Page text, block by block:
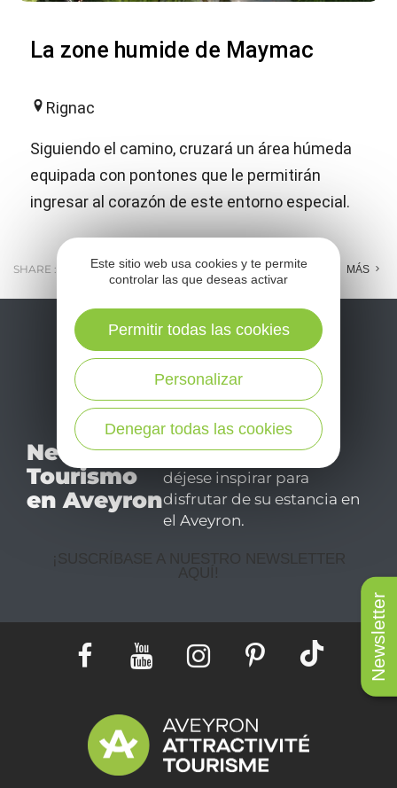
Newsletter
La zone humide de Maymac
Rignac
Siguiendo el camino, cruzará un área húmeda
equipada con pontones que le permitirán
ingresar al corazón de este entorno especial.
SHARE : E-MAIL MESSENGER FACEBOOK MÁS
Newsletter
Tourismo
en Aveyron
No se pierda nuestro
mensual newsletter y
déjese inspirar para
disfrutar de su estancia en
el Aveyron.
¡SUSCRÍBASE A NUESTRO NEWSLETTER
AQUÍ!
Este sitio web usa cookies y te permite
controlar las que deseas activar
Denegar todas las cookies
Personalizar
Permitir todas las cookies